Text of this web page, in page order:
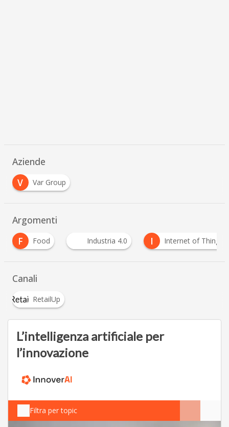
Aziende
V
Var Group
Argomenti
Industria 4.0 I Internet of Things I IoT
Canali
RetailUp
L’intelligenza artificiale per
l’innovazione
Filtra per topic